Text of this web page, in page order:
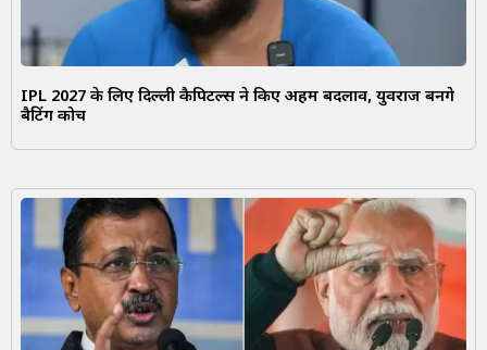
IPL 2027 के लिए दिल्ली कैपिटल्स ने किए अहम बदलाव, युवराज बनेंगे
बैटिंग कोच